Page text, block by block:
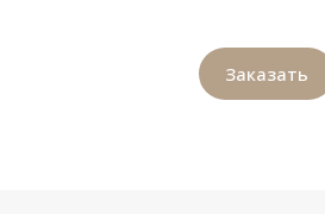
Заказать